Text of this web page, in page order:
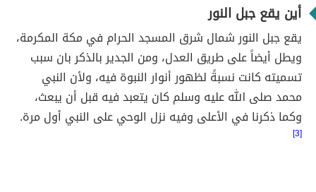
أين يقع جبل النور
يقع جبل النور شمال شرق المسجد الحرام في مكة المكرمة،
ويطل أيضاً على طريق العدل، ومن الجدير بالذكر بان سبب
تسميته كانت نسبةً لظهور أنوار النبوة فيه، ولأن النبي
محمد صلى الله عليه وسلم كان يتعبد فيه قبل أن يبعث،
وكما ذكرنا في الأعلى وفيه نزل الوحي على النبي أول مرة.
[3]